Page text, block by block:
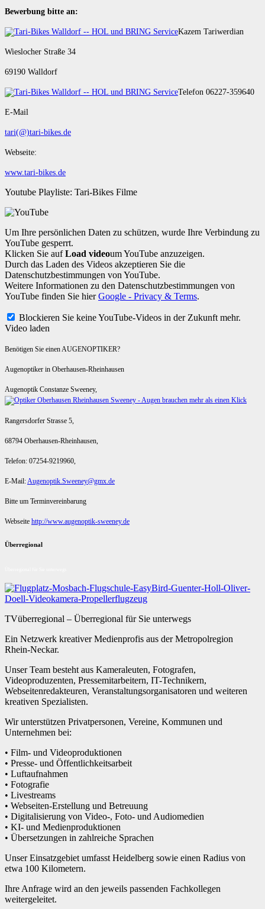
Bewerbung bitte an:
Kazem Tariwerdian
Wieslocher Straße 34
69190 Walldorf
Telefon 06227-359640
E-Mail
tari(@)tari-bikes.de
Webseite:
www.tari-bikes.de
Youtube Playliste: Tari-Bikes Filme
Um Ihre persönlichen Daten zu schützen, wurde Ihre Verbindung zu
YouTube gesperrt.
Klicken Sie aufLoad videoum YouTube anzuzeigen.
Durch das Laden des Videos akzeptieren Sie die
Datenschutzbestimmungen von YouTube.
Weitere Informationen zu den Datenschutzbestimmungen von
YouTube finden Sie hierGoogle - Privacy & Terms.
Blockieren Sie keine YouTube-Videos in der Zukunft mehr.
Video laden
Benötigen Sie einen AUGENOPTIKER?
Augenoptiker in Oberhausen-Rheinhausen
Augenoptik Constanze Sweeney,
Rangersdorfer Strasse 5,
68794 Oberhausen-Rheinhausen,
Telefon: 07254-9219960,
E-Mail:Augenoptik.Sweeney@gmx.de
Bitte um Terminvereinbarung
Webseite http://www.augenoptik-sweeney.de
Überregional
TVüberregional – Überregional für Sie unterwegs
Ein Netzwerk kreativer Medienprofis aus der Metropolregion
Rhein-Neckar.
Unser Team besteht aus Kameraleuten, Fotografen,
Videoproduzenten, Pressemitarbeitern, IT-Technikern,
Webseitenredakteuren, Veranstaltungsorganisatoren und weiteren
kreativen Spezialisten.
Wir unterstützen Privatpersonen, Vereine, Kommunen und
Unternehmen bei:
• Film- und Videoproduktionen
• Presse- und Öffentlichkeitsarbeit
• Luftaufnahmen
• Fotografie
• Livestreams
• Webseiten-Erstellung und Betreuung
• Digitalisierung von Video-, Foto- und Audiomedien
• KI- und Medienproduktionen
• Übersetzungen in zahlreiche Sprachen
Unser Einsatzgebiet umfasst Heidelberg sowie einen Radius von
etwa 100 Kilometern.
Ihre Anfrage wird an den jeweils passenden Fachkollegen
weitergeleitet.